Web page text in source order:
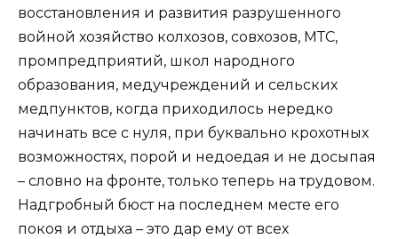
восстановления и развития разрушенного
войной хозяйство колхозов, совхозов, МТС,
промпредприятий, школ народного
образования, медучреждений и сельских
медпунктов, когда приходилось нередко
начинать все с нуля, при буквально крохотных
возможностях, порой и недоедая и не досыпая
– словно на фронте, только теперь на трудовом.
Надгробный бюст на последнем месте его
покоя и отдыха – это дар ему от всех